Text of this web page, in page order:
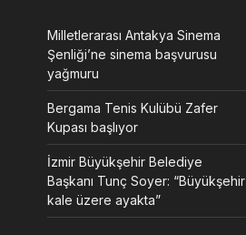
Milletlerarası Antakya Sinema
Şenliği’ne sinema başvurusu
yağmuru
Bergama Tenis Kulübü Zafer
Kupası başlıyor
İzmir Büyükşehir Belediye
Başkanı Tunç Soyer: “Büyükşehir
kale üzere ayakta”